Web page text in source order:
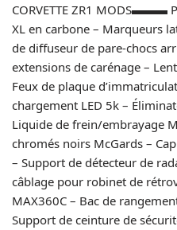
CORVETTE ZR1 MODS▬▬▬
XL en carbone – Marqueurs
de diffuseur de pare-chocs
extensions de carénage –
Feux de plaque
chargement LED 5k –
Liquide de frein/embrayage
chromés noirs McGards –
– Support de détecteur de
câblage pour robinet de
MAX360C – Bac de
Support de ceinture de